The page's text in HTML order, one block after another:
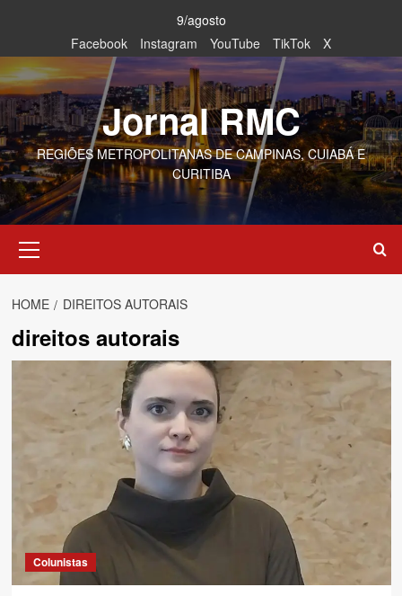
content
9/agosto
Facebook
Instagram YouTube TikTok X
Jornal RMC
REGIÕES METROPOLITANAS DE CAMPINAS, CUIABÁ E
CURITIBA
Menu
HOME DIREITOS AUTORAIS
direitos autorais
Colunistas